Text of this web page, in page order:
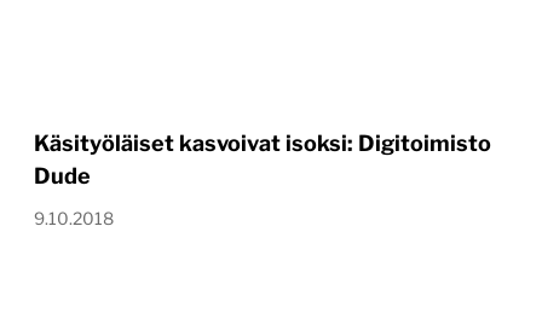
Käsityöläiset kasvoivat isoksi: Digitoimisto
Dude
9.10.2018